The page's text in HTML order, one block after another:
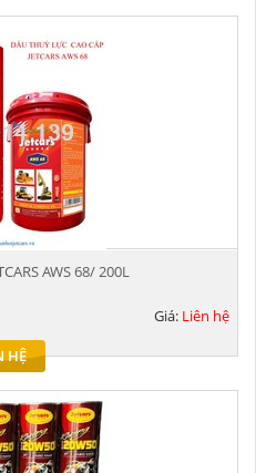
AWS 68/ 200L
Giá: Liên hệ
HỆ